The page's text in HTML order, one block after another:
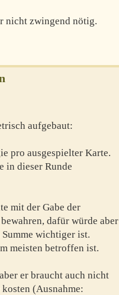
nicht zwingend nötig.
aufgebaut:
pro ausgespielter Karte.
in dieser Runde
mit der Gabe der
dafür würde aber
wichtiger ist.
meisten betroffen ist.
er braucht auch nicht
(Ausnahme: